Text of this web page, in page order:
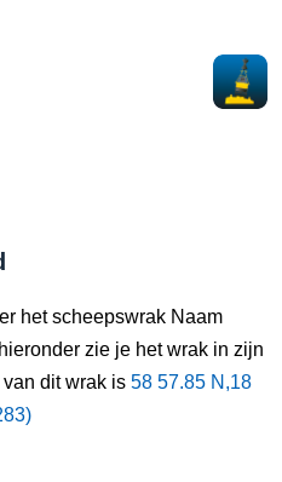
het scheepswrak Naam
zie je het wrak in zijn
dit wrak is 58 57.85 N,18